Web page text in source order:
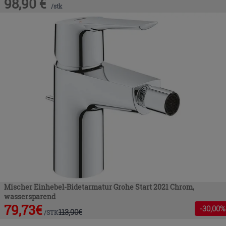
98,90 € /stk
Mischer Einhebel-Bidetarmatur Grohe Start 2021 Chrom,
wassersparend
79,73€ /STK113,90€ -30,00%